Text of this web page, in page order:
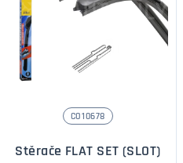
CO10678
Stěrače FLAT SET (SLOT)